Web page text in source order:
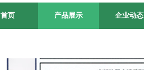
首页 产品展示 企业动态